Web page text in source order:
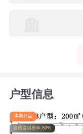
户型信息
本期开盘
含赠送得房率:89%